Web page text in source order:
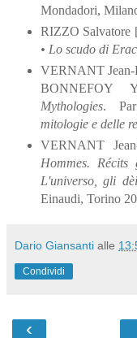
Mondadori,
RIZZO Salvatore
• Lo scudo di
VERNANT Jean-
BONNEFOY
Mythologies.
mitologie e delle
VERNANT
Hommes. Récits
L'universo, gli
Einaudi, Torino
Dario Giansanti alle
Condividi
‹